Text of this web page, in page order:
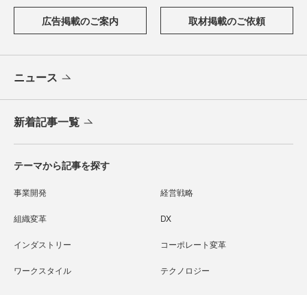
広告掲載のご案内 取材掲載のご依頼
ニュース
新着記事一覧
テーマから記事を探す
事業開発 経営戦略
組織変革 DX
インダストリー コーポレート変革
ワークスタイル テクノロジー